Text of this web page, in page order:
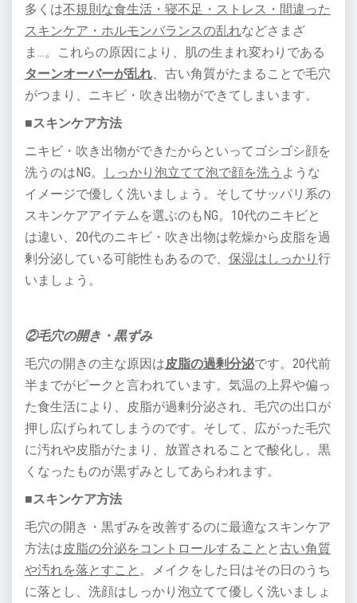
多くは不規則な食生活・寝不足・ストレス・間違った
スキンケア・ホルモンバランスの乱れなどさまざ
ま…。これらの原因により、肌の生まれ変わりである
ターンオーバーが乱れ、古い角質がたまることで毛穴
がつまり、ニキビ・吹き出物ができてしまいます。
■スキンケア方法
ニキビ・吹き出物ができたからといってゴシゴシ顔を
洗うのはNG。
しっかり泡立てて泡で顔を洗う ような
イメージで優しく洗いましょう。そしてサッパリ系の
スキンケアアイテムを選ぶのもNG。10代のニキビと
は違い、20代のニキビ・吹き出物は乾燥から皮脂を過
剰分泌している可能性もあるので、 保湿はしっかり 行
いましょう。
②毛穴の開き・黒ずみ
毛穴の開きの主な原因は皮脂の過剰分泌です。20代前
半までがピークと言われています。気温の上昇や偏っ
た食生活により、皮脂が過剰分泌され、毛穴の出口が
押し広げられてしまうのです。そして、広がった毛穴
に汚れや皮脂がたまり、放置されることで酸化し、黒
くなったものが黒ずみとしてあらわれます。
■スキンケア方法
毛穴の開き・黒ずみを改善するのに最適なスキンケア
方法は皮脂の分泌をコントロールすること と古い角質
や汚れを落とすこと 。メイクをした日はその日のうち
に落とし、洗顔はしっかり泡立てて優しく洗いましょ